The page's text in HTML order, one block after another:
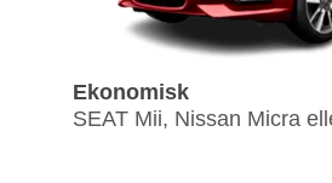
Ekonomisk
SEAT Mii, Nissan Micra